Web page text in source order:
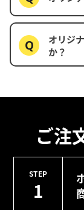
オリジ
か？
ご注
STEP
1